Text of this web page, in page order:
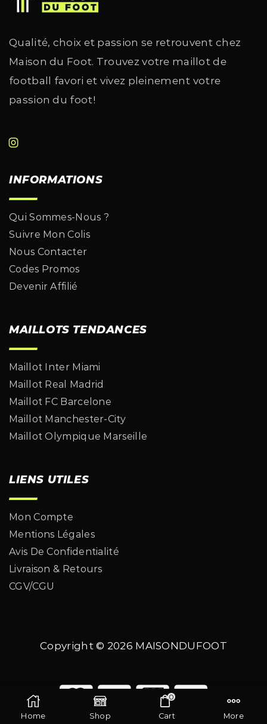
Qualité, choix et passion se retrouvent chez
Maison du Foot. Trouvez votre maillot de
football favori et vivez pleinement votre
passion du foot!
INFORMATIONS
Qui Sommes-Nous ?
Suivre Mon Colis
Nous Contacter
Codes Promos
Devenir Affilié
MAILLOTS TENDANCES
Maillot Inter Miami
Maillot Real Madrid
Maillot FC Barcelone
Maillot Manchester-City
Maillot Olympique Marseille
LIENS UTILES
Mon Compte
Mentions Légales
Avis De Confidentialité
Livraison & Retours
CGV/CGU
Copyright © 2026 MAISONDUFOOT
Home Shop
0
Cart More